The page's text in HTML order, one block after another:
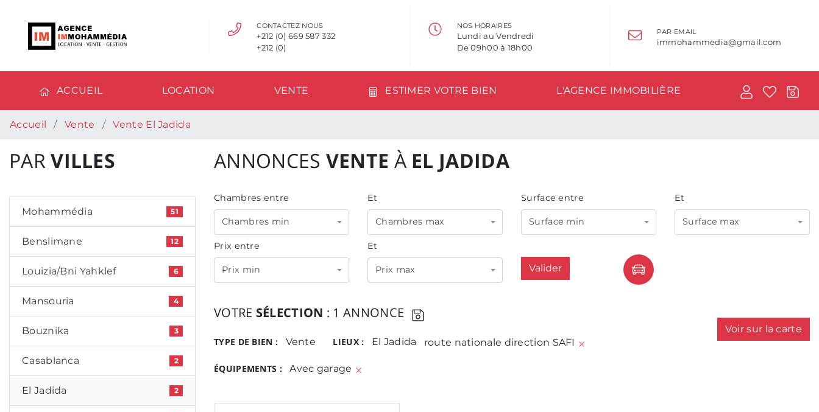
CONTACTEZ NOUS
+212 (0) 669 587 332
+212 (0)
NOS HORAIRES
Lundi au Vendredi
De 09h00 à 18h00
PAR EMAIL
immohammedia@gmail.com
ACCUEIL LOCATION VENTE ESTIMER VOTRE BIEN L'AGENCE IMMOBILIÈRE
Accueil Vente Vente El Jadida
PARVILLES
Mohammédia 51
Benslimane 12
Louizia/Bni Yahklef 6
Mansouria 4
Bouznika 3
Casablanca 2
El Jadida 2
ANNONCES VENTE À EL JADIDA
Chambres entre
Chambres min
Et
Chambres max
Surface entre
Surface min
Et
Surface max
Prix entre
Prix min
Et
Prix max Valider
VOTRE SÉLECTION : 1 ANNONCE
TYPE DE BIEN : Vente LIEUX : El Jadida route nationale direction SAFI
ÉQUIPEMENTS : Avec garage
Voir sur la carte